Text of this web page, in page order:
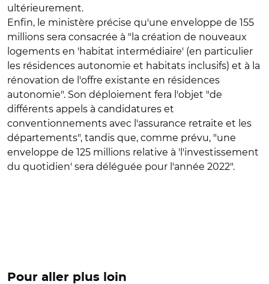
ultérieurement.
Enfin, le ministère précise qu'une enveloppe de 155
millions sera consacrée à "la création de nouveaux
logements en 'habitat intermédiaire' (en particulier
les résidences autonomie et habitats inclusifs) et à la
rénovation de l'offre existante en résidences
autonomie". Son déploiement fera l'objet "de
différents appels à candidatures et
conventionnements avec l'assurance retraite et les
départements", tandis que, comme prévu, "une
enveloppe de 125 millions relative à 'l'investissement
du quotidien' sera déléguée pour l'année 2022".
Pour aller plus loin